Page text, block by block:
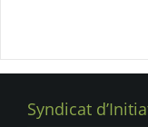
Syndicat